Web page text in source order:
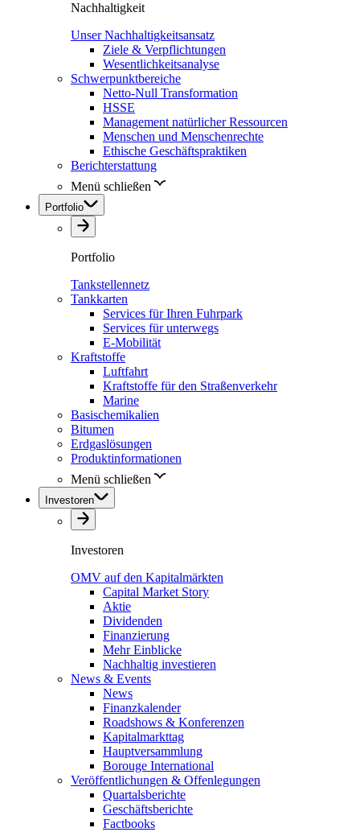
Nachhaltigkeit
Unser Nachhaltigkeitsansatz
Ziele & Verpflichtungen
Wesentlichkeitsanalyse
Schwerpunktbereiche
Netto-Null Transformation
HSSE
Management natürlicher Ressourcen
Menschen und Menschenrechte
Ethische Geschäftspraktiken
Berichterstattung
Menü schließen
Portfolio
Portfolio
Tankstellennetz
Tankkarten
Services für Ihren Fuhrpark
Services für unterwegs
E-Mobilität
Kraftstoffe
Luftfahrt
Kraftstoffe für den Straßenverkehr
Marine
Basischemikalien
Bitumen
Erdgaslösungen
Produktinformationen
Menü schließen
Investoren
Investoren
OMV auf den Kapitalmärkten
Capital Market Story
Aktie
Dividenden
Finanzierung
Mehr Einblicke
Nachhaltig investieren
News & Events
News
Finanzkalender
Roadshows & Konferenzen
Kapitalmarkttag
Hauptversammlung
Borouge International
Veröffentlichungen & Offenlegungen
Quartalsberichte
Geschäftsberichte
Factbooks